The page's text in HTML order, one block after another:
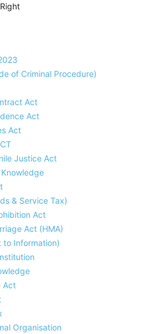
of Criminal Procedure)
Act
Act
Act
Justice Act
Knowledge
& Service Tax)
Act
Act (HMA)
to Information)
Act
Organisation